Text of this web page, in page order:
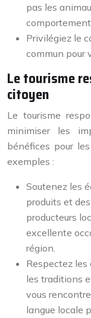
pas les
comportement
Privilégiez le
commun pour
Le tourisme
citoyen
Le tourisme
minimiser les
bénéfices pour
exemples :
Soutenez les
produits et
producteurs
excellente
région.
Respectez les
les traditions
vous
langue locale